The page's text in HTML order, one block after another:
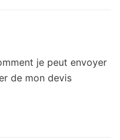
je peut envoyer
de mon devis